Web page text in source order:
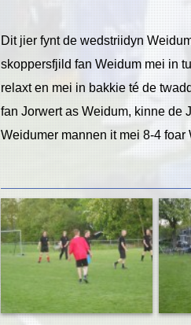
Dit jier fynt de wedstriidyn
skoppersfjild fan Weidum mei in
relaxt en mei in bakkie té de
fan Jorwert as Weidum, kinne de
Weidumer mannen it mei 8-4 foar